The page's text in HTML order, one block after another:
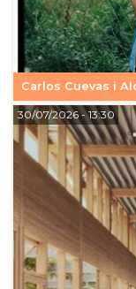
Carlos Cuevas i
30/07/2026- 13:30